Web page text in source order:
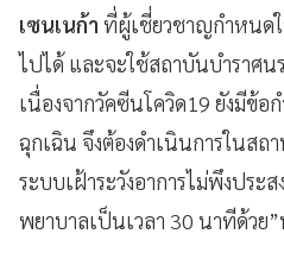
เซนเนก้า ที่ผู้เชี่ยวชาญกำหนด
ไปได้ และจะใช้สถาบันบำราศน
เนื่องจากวัคซีนโควิด19 ยังมีข้
ฉุกเฉิน จึงต้องดำเนินการในส
ระบบเฝ้าระวังอาการไม่พึงปร
พยาบาลเป็นเวลา 30 นาทีด้วย